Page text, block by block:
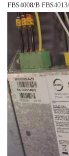
FBS4008/B